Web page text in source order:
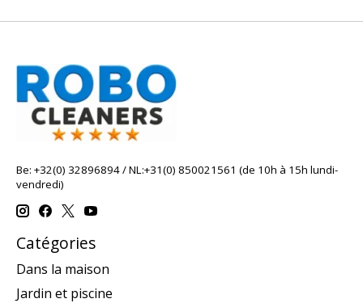
Be: +32(0) 32896894 / NL:+31(0) 850021561 (de 10h à 15h lundi-
vendredi)
Catégories
Dans la maison
Jardin et piscine